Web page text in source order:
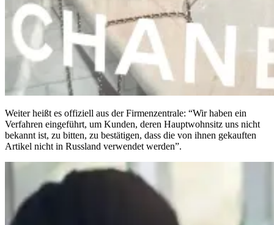
Weiter heißt es offiziell aus der Firmenzentrale: “Wir haben ein
Verfahren eingeführt, um Kunden, deren Hauptwohnsitz uns nicht
bekannt ist, zu bitten, zu bestätigen, dass die von ihnen gekauften
Artikel nicht in Russland verwendet werden”.